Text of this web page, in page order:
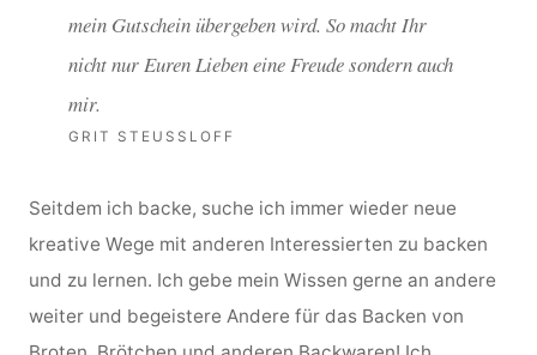
mein Gutschein übergeben wird. So macht Ihr
nicht nur Euren Lieben eine Freude sondern auch
mir.
GRIT STEUSSLOFF
Seitdem ich backe, suche ich immer wieder neue
kreative Wege mit anderen Interessierten zu backen
und zu lernen. Ich gebe mein Wissen gerne an andere
weiter und begeistere Andere für das Backen von